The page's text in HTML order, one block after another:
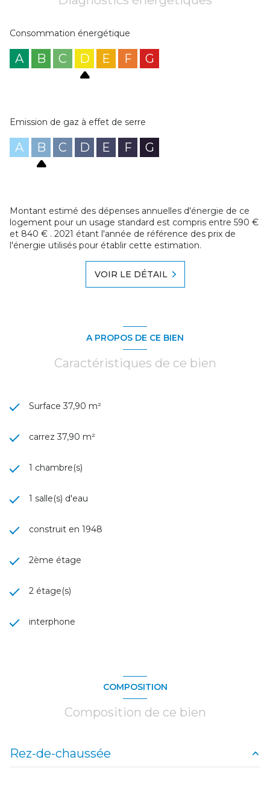
Consommation énergétique
A B C D E F G
Emission de gaz à effet de serre
A B C D E F G
Montant estimé des dépenses annuelles d'énergie de ce
logement pour un usage standard est compris entre 590 €
et 840 € . 2021 étant l'année de référence des prix de
l'énergie utilisés pour établir cette estimation.
VOIR LE DÉTAIL
A PROPOS DE CE BIEN
Caractéristiques de ce bien
Surface 37,90 m²
carrez 37,90 m²
1 chambre(s)
1 salle(s) d'eau
construit en 1948
2ème étage
2 étage(s)
interphone
COMPOSITION
Composition de ce bien
Rez-de-chaussée